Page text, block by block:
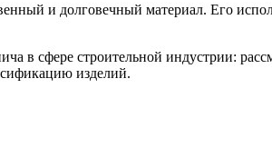
и долговечный материал. Его
в сфере строительной индустрии:
изделий.